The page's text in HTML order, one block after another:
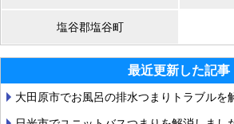
塩谷郡塩谷町
最近更新した記事
大田原市でお風呂の排水つまりトラブルを